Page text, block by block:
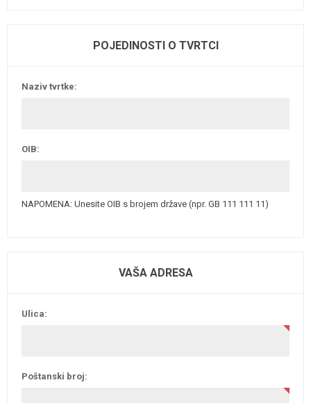
POJEDINOSTI O TVRTCI
Naziv tvrtke:
OIB:
NAPOMENA: Unesite OIB s brojem države (npr. GB 111 111 11)
VAŠA ADRESA
Ulica:
Poštanski broj: